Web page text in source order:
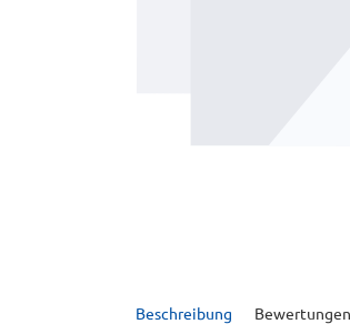
Beschreibung Bewertungen